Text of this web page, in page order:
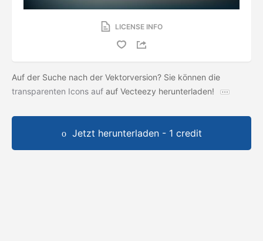
LICENSE INFO
Auf der Suche nach der Vektorversion? Sie können die
transparenten Icons auf auf Vecteezy herunterladen!
Jetzt herunterladen - 1 credit